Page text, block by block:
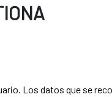
Los datos que se